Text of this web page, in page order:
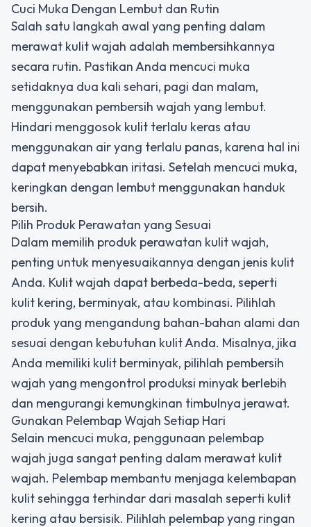
Cuci Muka Dengan Lembut dan Rutin
Salah satu langkah awal yang penting dalam
merawat kulit wajah adalah membersihkannya
secara rutin. Pastikan Anda mencuci muka
setidaknya dua kali sehari, pagi dan malam,
menggunakan pembersih wajah yang lembut.
Hindari menggosok kulit terlalu keras atau
menggunakan air yang terlalu panas, karena hal ini
dapat menyebabkan iritasi. Setelah mencuci muka,
keringkan dengan lembut menggunakan handuk
bersih.
Pilih Produk Perawatan yang Sesuai
Dalam memilih produk perawatan kulit wajah,
penting untuk menyesuaikannya dengan jenis kulit
Anda. Kulit wajah dapat berbeda-beda, seperti
kulit kering, berminyak, atau kombinasi. Pilihlah
produk yang mengandung bahan-bahan alami dan
sesuai dengan kebutuhan kulit Anda. Misalnya, jika
Anda memiliki kulit berminyak, pilihlah pembersih
wajah yang mengontrol produksi minyak berlebih
dan mengurangi kemungkinan timbulnya jerawat.
Gunakan Pelembap Wajah Setiap Hari
Selain mencuci muka, penggunaan pelembap
wajah juga sangat penting dalam merawat kulit
wajah. Pelembap membantu menjaga kelembapan
kulit sehingga terhindar dari masalah seperti kulit
kering atau bersisik. Pilihlah pelembap yang ringan